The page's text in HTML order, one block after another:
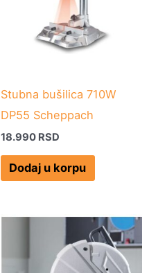
Stubna bušilica 710W
DP55 Scheppach
18.990 RSD
Dodaj u korpu